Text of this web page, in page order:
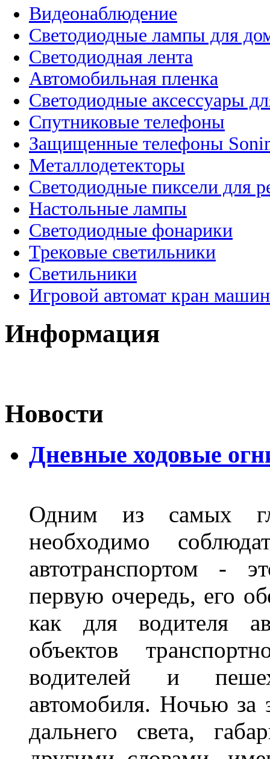
Видеонаблюдение
Светодиодные лампы для
Светодиодная лента
Автомобильная пленка
Светодиодные аксессуары
Спутниковые телефоны
Защищенные телефоны
Металлодетекторы
Светодиодные пиксели для
Настольные лампы
Светодиодные фонарики
Трековые светильники
Светильники
Игровой автомат кран
Информация
Новости
Дневные ходовые
Одним из самых
необходимо
автотранспортом -
первую очередь, его
как для водителя
объектов
водителей и
автомобиля. Ночью за
дальнего света,